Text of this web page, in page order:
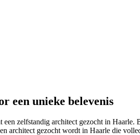
een unieke belevenis
een zelfstandig architect gezocht in
architect gezocht wordt in Haarle die